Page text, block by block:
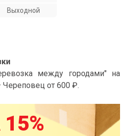
Выходной
между городами" на
от 600 ₽.